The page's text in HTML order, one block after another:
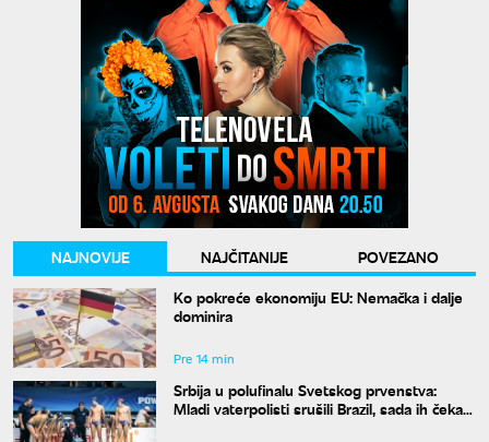
NAJNOVIJE NAJČITANIJE
POVEZANO
Ko pokreće ekonomiju EU: Nemačka i dalje
dominira
Pre 14 min
Srbija u polufinalu Svetskog prvenstva:
Mladi vaterpolisti srušili Brazil, sada ih čeka